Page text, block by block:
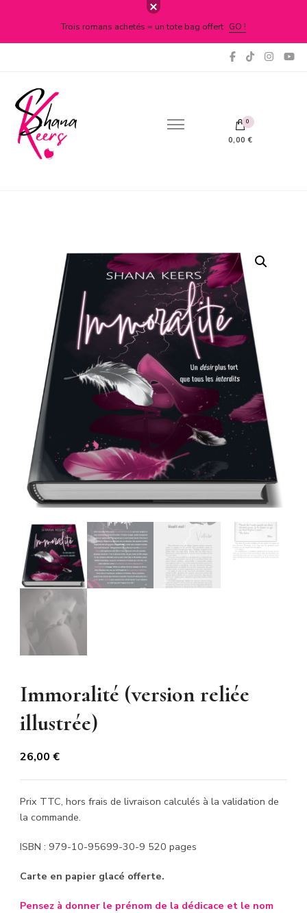
Trois romans achetés = un tote bag offert GO !
Shana Keers
100 % romance
0
0,00 €
Immoralité (version reliée
illustrée)
26,00 €
Prix TTC, hors frais de livraison calculés à la validation de
la commande.
ISBN : 979-10-95699-30-9 520 pages
Carte en papier glacé offerte.
Pensez à donner le prénom de la dédicace et le nom